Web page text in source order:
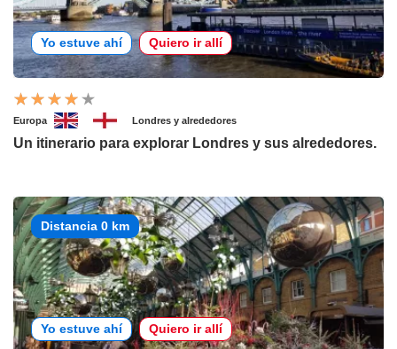
Yo estuve ahí Quiero ir allí
Europa Londres y alrededores
Un itinerario para explorar Londres y sus alrededores.
Distancia 0 km
Yo estuve ahí Quiero ir allí